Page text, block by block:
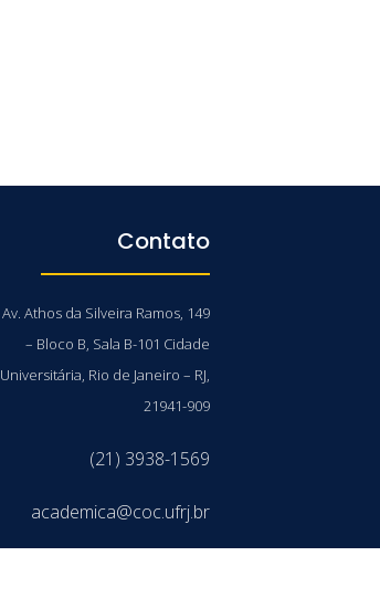
Contato
Av. Athos da Silveira Ramos, 149
– Bloco B, Sala B-101 Cidade
Universitária, Rio de Janeiro – RJ,
21941-909
(21) 3938-1569
academica@coc.ufrj.br